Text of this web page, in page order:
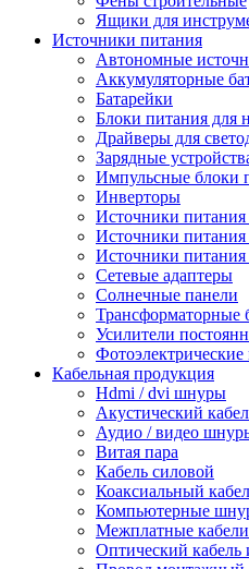
Ящики для
Источники питания
Автономные
Аккумуляторные
Батарейки
Блоки питания для
Драйверы для
Зарядные
Импульсные блоки
Инверторы
Источники питания
Источники питания
Источники питания
Сетевые адаптеры
Солнечные панели
Трансформаторные
Усилители
Фотоэлектрические
Кабельная продукция
Hdmi / dvi шнуры
Акустический
Аудио / видео
Витая пара
Кабель силовой
Коаксиальный
Компьютерные
Межплатные
Оптический